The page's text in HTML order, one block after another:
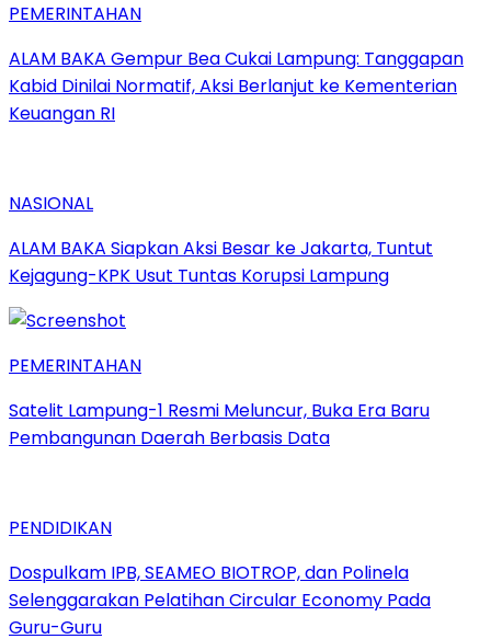
PEMERINTAHAN
ALAM BAKA Gempur Bea Cukai Lampung: Tanggapan
Kabid Dinilai Normatif, Aksi Berlanjut ke Kementerian
Keuangan RI
NASIONAL
ALAM BAKA Siapkan Aksi Besar ke Jakarta, Tuntut
Kejagung-KPK Usut Tuntas Korupsi Lampung
PEMERINTAHAN
Satelit Lampung-1 Resmi Meluncur, Buka Era Baru
Pembangunan Daerah Berbasis Data
PENDIDIKAN
Dospulkam IPB, SEAMEO BIOTROP, dan Polinela
Selenggarakan Pelatihan Circular Economy Pada
Guru-Guru